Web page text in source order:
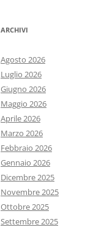
ARCHIVI
Agosto 2026
Luglio 2026
Giugno 2026
Maggio 2026
Aprile 2026
Marzo 2026
Febbraio 2026
Gennaio 2026
Dicembre 2025
Novembre 2025
Ottobre 2025
Settembre 2025